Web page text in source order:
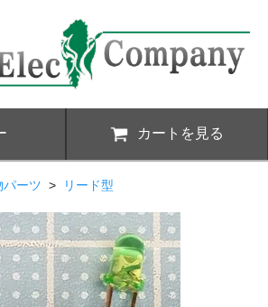
カートを見る
パーツ > リード型